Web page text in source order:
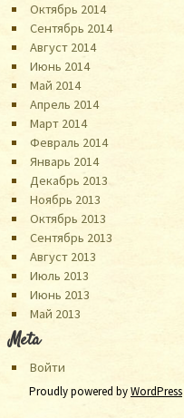
Октябрь 2014
Сентябрь 2014
Август 2014
Июнь 2014
Май 2014
Апрель 2014
Март 2014
Февраль 2014
Январь 2014
Декабрь 2013
Ноябрь 2013
Октябрь 2013
Сентябрь 2013
Август 2013
Июль 2013
Июнь 2013
Май 2013
Meta
Войти
Proudly powered byWordPress